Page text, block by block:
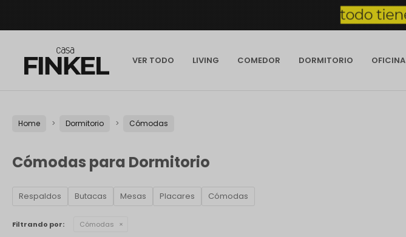
VER TODO LIVING COMEDOR DORMITORIO OFICINA
Home Dormitorio Cómodas
Cómodas para Dormitorio
Respaldos Butacas Mesas Placares Cómodas
Filtrando por: Cómodas